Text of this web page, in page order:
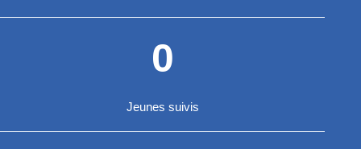
Jeunes suivis
0